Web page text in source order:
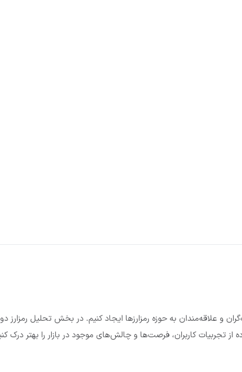
از تجربیات کاربران، فرصت‌ها و چالش‌های موجود در بازار را بهتر